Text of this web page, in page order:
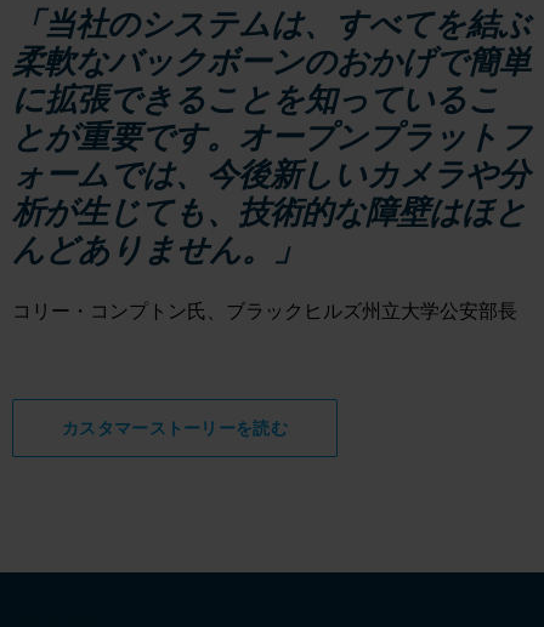
「当社のシステムは、すべてを結ぶ
柔軟なバックボーンのおかげで簡単
に拡張できることを知っているこ
とが重要です。オープンプラットフ
ォームでは、今後新しいカメラや分
析が生じても、技術的な障壁はほと
んどありません。」
コリー・コンプトン氏、ブラックヒルズ州立大学公安部長
カスタマーストーリーを読む